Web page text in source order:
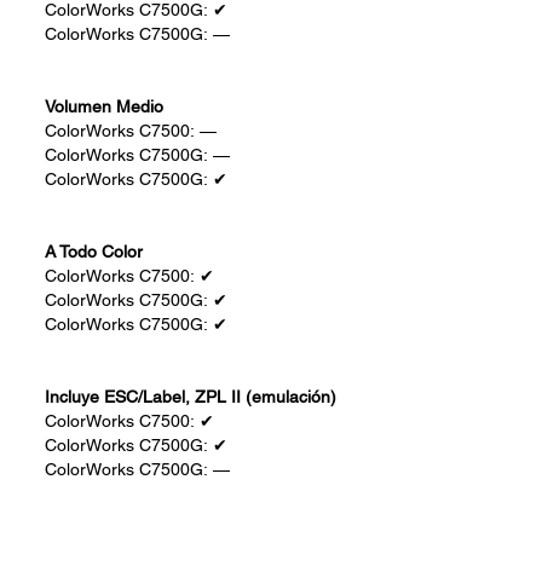
ColorWorks C7500G: ✔
ColorWorks C7500G: —
Volumen Medio
ColorWorks C7500: —
ColorWorks C7500G: —
ColorWorks C7500G: ✔
A Todo Color
ColorWorks C7500: ✔
ColorWorks C7500G: ✔
ColorWorks C7500G: ✔
Incluye ESC/Label, ZPL II (emulación)
ColorWorks C7500: ✔
ColorWorks C7500G: ✔
ColorWorks C7500G: —